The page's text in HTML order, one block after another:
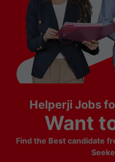
Helperji Jobs
Want
Find the Best candidate